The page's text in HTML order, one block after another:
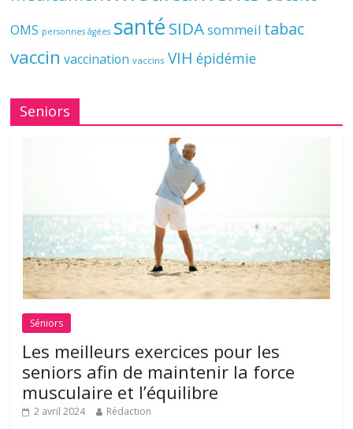
OMS personnes âgées santé SIDAsommeil tabac
vaccin vaccination vaccins VIH épidémie
Seniors
Séniors
Les meilleurs exercices pour les
seniors afin de maintenir la force
musculaire et l’équilibre
2 avril 2024 Rédaction